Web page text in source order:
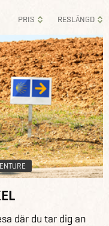
PRIS RESLÄNGD
där du tar dig an